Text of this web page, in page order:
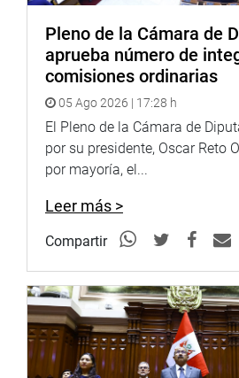
Pleno de la Cámara de
aprueba número de
comisiones ordinarias
05 Ago 2026 | 17:28 h
El Pleno de la Cámara de
por su presidente, Oscar Reto
por mayoría, el...
Leer más >
Compartir